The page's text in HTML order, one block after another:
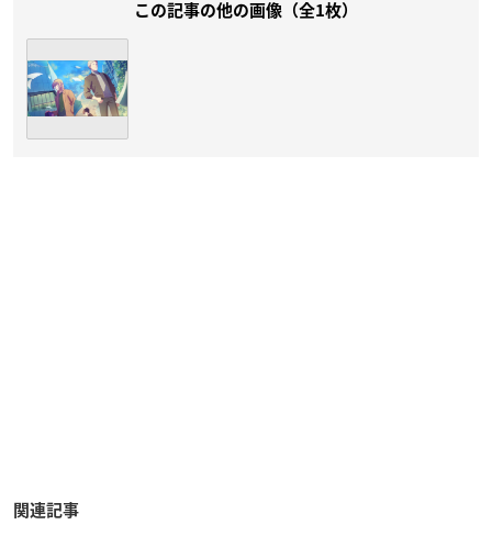
この記事の他の画像（全1枚）
関連記事